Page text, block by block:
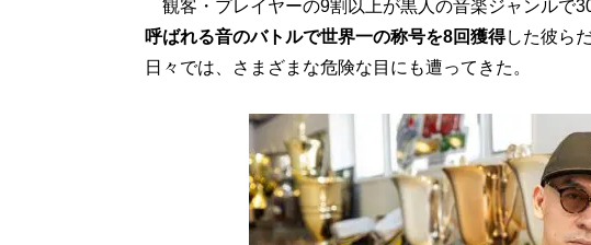
観客・プレイヤーの9割以上が黒人の音楽ジャンルで
呼ばれる音のバトルで世界一の称号を8回獲得した彼ら
日々では、さまざまな危険な目にも遭ってきた。